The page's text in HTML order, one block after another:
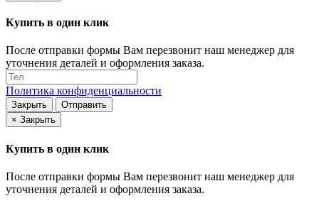
Купить в один клик
После отправки формы Вам перезвонит наш менеджер для
уточнения деталей и оформления заказа.
Политика конфиденциальности
Закрыть
Отправить
× Закрыть
Купить в один клик
После отправки формы Вам перезвонит наш менеджер для
уточнения деталей и оформления заказа.